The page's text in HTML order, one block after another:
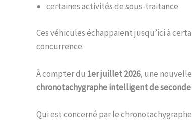
certaines activités de sous-traitance
Ces véhicules échappaient jusqu’ici à
concurrence.
À compter du 1er juillet 2026, une
chronotachygraphe intelligent de
Qui est concerné par le